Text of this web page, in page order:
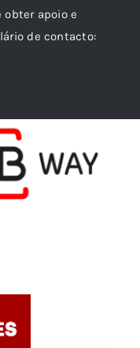
apoio e
de contacto: